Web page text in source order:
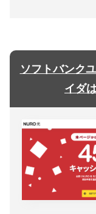
ソフトバンク
イダ